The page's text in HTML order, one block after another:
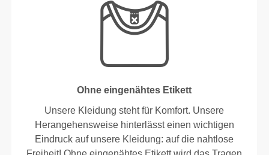
Ohne eingenähtes Etikett
Unsere Kleidung steht für Komfort. Unsere
Herangehensweise hinterlässt einen wichtigen
Eindruck auf unsere Kleidung: auf die nahtlose